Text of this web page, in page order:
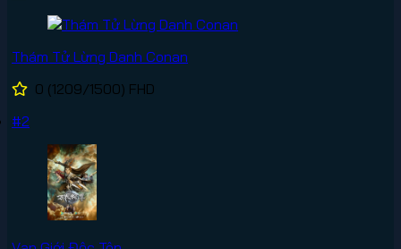
Thám Tử Lừng Danh Conan
0 (1209/1500) FHD
#2